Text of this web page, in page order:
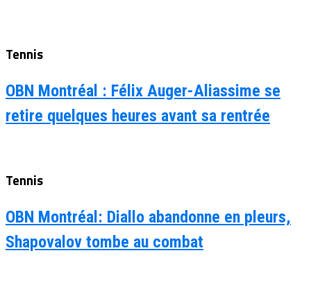
Tennis
OBN Montréal : Félix Auger-Aliassime se
retire quelques heures avant sa rentrée
Tennis
OBN Montréal: Diallo abandonne en pleurs,
Shapovalov tombe au combat